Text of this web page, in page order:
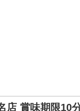
店 賞味期限10